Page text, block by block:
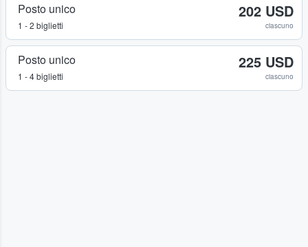
Posto unico
1 - 2 biglietti
202 USD
ciascuno
Posto unico
1 - 4 biglietti
225 USD
ciascuno